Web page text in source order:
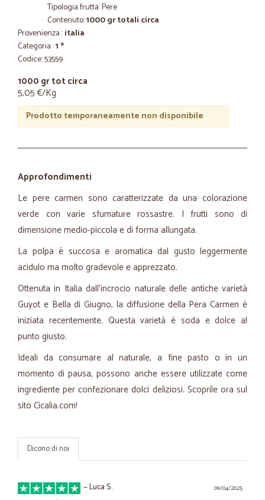
Tipologia frutta: Pere
Contenuto:1000 gr totali circa
Provenienza :italia
Categoria :1 º
Codice: 53559
1000 gr tot circa
5,05 €/Kg
Prodotto temporaneamente non disponibile
Approfondimenti
Le pere carmen sono caratterizzate da una colorazione
verde con varie sfumature rossastre. I frutti sono di
dimensione medio-piccola e di forma allungata.
La polpa è succosa e aromatica dal gusto leggermente
acidulo ma molto gradevole e apprezzato.
Ottenuta in Italia dall’incrocio naturale delle antiche varietà
Guyot e Bella di Giugno, la diffusione della Pera Carmen è
iniziata recentemente. Questa varietà è soda e dolce al
punto giusto.
Ideali da consumare al naturale, a fine pasto o in un
momento di pausa, possono anche essere utilizzate come
ingrediente per confezionare dolci deliziosi. Scoprile ora sul
sito Cicalia.com!
Dicono di noi
09/04/2025
—Luca S.